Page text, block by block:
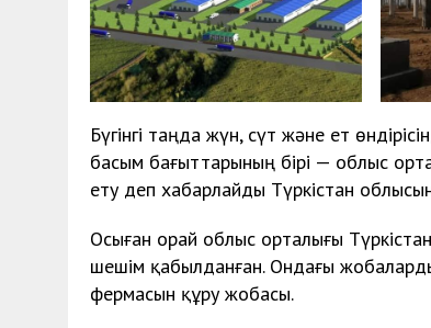
Бүгінгі таңда жүн, сүт және ет
басым бағыттарының бірі — облыс
ету деп хабарлайды Түркістан
Осыған орай облыс орталығы
шешім қабылданған. Ондағы
фермасын құру жобасы.